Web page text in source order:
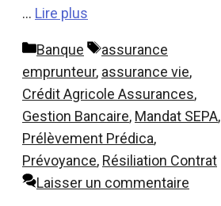
… Lire plus
Catégories
Banque Étiquettes
assurance
emprunteur, assurance vie,
Crédit Agricole Assurances,
Gestion Bancaire, Mandat SEPA,
Prélèvement Prédica,
Prévoyance, Résiliation Contrat
Laisser un commentaire